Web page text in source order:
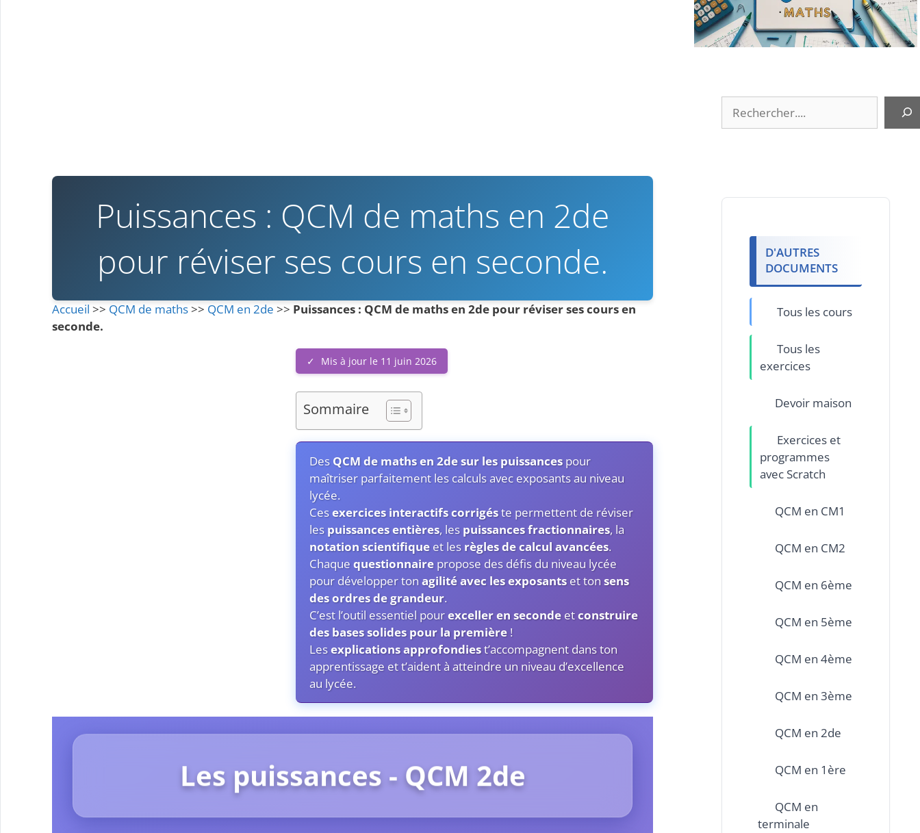
Puissances : QCM de maths en 2de
pour réviser ses cours en seconde.
Accueil >> QCM de maths>> QCM en 2de >> Puissances : QCM de maths en 2de pour réviser ses cours en
seconde.
Mis à jour le 11 juin 2026
Sommaire
Des QCM de maths en 2de sur les puissancespour
maîtriser parfaitement les calculs avec exposants au niveau
lycée.
Cesexercices interactifs corrigéste permettent de réviser
les puissances entières, les puissances fractionnaires, la
notation scientifique et les règles de calcul avancées.
Chaquequestionnaire propose des défis du niveau lycée
pour développer tonagilité avec les exposantset tonsens
des ordres de grandeur.
C’est l’outil essentiel pourexceller en seconde etconstruire
des bases solides pour la première !
Lesexplications approfondiest’accompagnent dans ton
apprentissage et t’aident à atteindre un niveau d’excellence
au lycée.
Les puissances - QCM 2de
D'AUTRES
DOCUMENTS
Tous les cours
Tous les
exercices
Devoir maison
Exercices et
programmes
avec Scratch
QCM en CM1
QCM en CM2
QCM en 6ème
QCM en 5ème
QCM en 4ème
QCM en 3ème
QCM en 2de
QCM en 1ère
QCM en
terminale